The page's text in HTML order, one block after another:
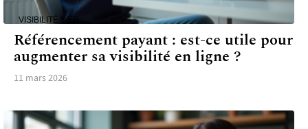
VISIBILITÉ WEB
Référencement payant : est-ce utile pour
augmenter sa visibilité en ligne ?
11 mars 2026